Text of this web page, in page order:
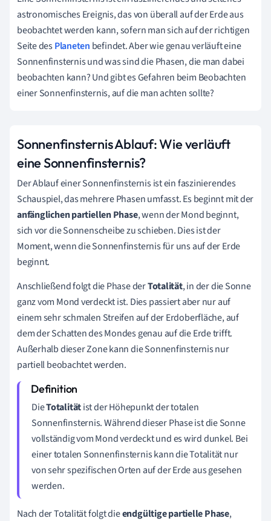
astronomisches Ereignis, das von überall auf der Erde aus
beobachtet werden kann, sofern man sich auf der richtigen
Seite desPlaneten befindet. Aber wie genau verläuft eine
Sonnenfinsternis und was sind die Phasen, die man dabei
beobachten kann? Und gibt es Gefahren beim Beobachten
einer Sonnenfinsternis, auf die man achten sollte?
Sonnenfinsternis Ablauf: Wie verläuft
eine Sonnenfinsternis?
Der Ablauf einer Sonnenfinsternis ist ein faszinierendes
Schauspiel, das mehrere Phasen umfasst. Es beginnt mit der
anfänglichen partiellen Phase, wenn der Mond beginnt,
sich vor die Sonnenscheibe zu schieben. Dies ist der
Moment, wenn die Sonnenfinsternis für uns auf der Erde
beginnt.
Anschließend folgt die Phase derTotalität, in der die Sonne
ganz vom Mond verdeckt ist. Dies passiert aber nur auf
einem sehr schmalen Streifen auf der Erdoberfläche, auf
dem der Schatten des Mondes genau auf die Erde trifft.
Außerhalb dieser Zone kann die Sonnenfinsternis nur
partiell beobachtet werden.
DieTotalitätist der Höhepunkt der totalen
Sonnenfinsternis. Während dieser Phase ist die Sonne
vollständig vom Mond verdeckt und es wird dunkel. Bei
einer totalen Sonnenfinsternis kann die Totalität nur
von sehr spezifischen Orten auf der Erde aus gesehen
werden.
Nach der Totalität folgt dieendgültige partielle Phase,